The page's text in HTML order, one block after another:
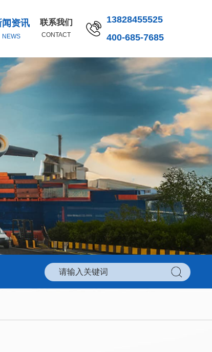
闻资讯
NEWS
联系我们
CONTACT
13828455525
400-685-7685